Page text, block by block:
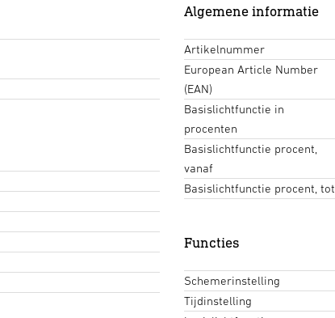
Algemene informatie
Artikelnummer
European Article Number
(EAN)
Basislichtfunctie in
procenten
Basislichtfunctie procent,
vanaf
Basislichtfunctie procent, tot
Functies
Schemerinstelling
Tijdinstelling